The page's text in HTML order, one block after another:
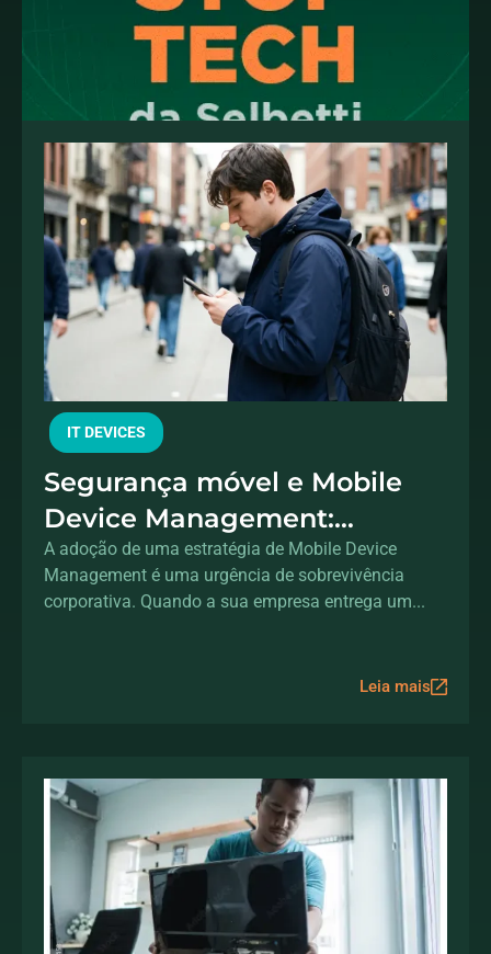
IT DEVICES
Segurança móvel e Mobile
Device Management:
protegendo dados fora do
escritório
A adoção de uma estratégia de Mobile Device
Management é uma urgência de sobrevivência
corporativa. Quando a sua empresa entrega um...
Leia mais